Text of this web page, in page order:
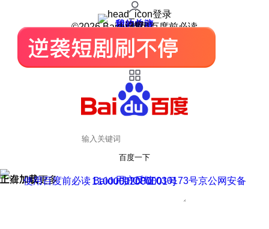
登录
我的关注
我的收藏
皮肤中心
用户反馈
设置
©2026 Baidu 使用百度前必读
百度一下
正在加载
上滑加载更多 用户反馈
使用百度前必读 Baidu 京ICP证030173号
京公网安备11000002000001号